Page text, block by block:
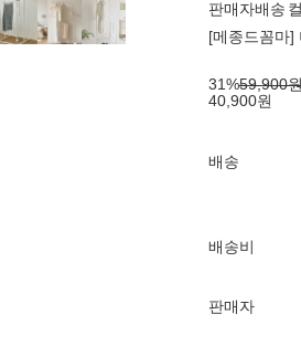
판매자배송
[메종드꼼마]
31%59,900
40,900원
배송
배송비
판매자